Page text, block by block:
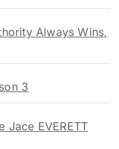
Always Wins,
3
Jace EVERETT